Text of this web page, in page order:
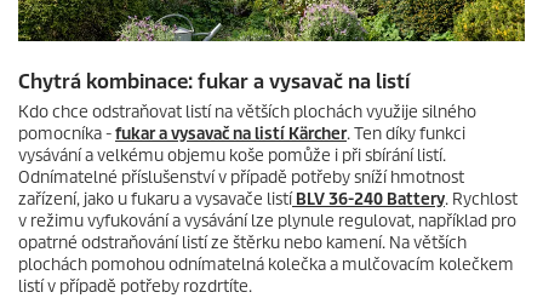
Chytrá kombinace: fukar a vysavač na listí
Kdo chce odstraňovat listí na větších plochách využije silného
pomocníka -fukar a vysavač na listí Kärcher. Ten díky funkci
vysávání a velkému objemu koše pomůže i při sbírání listí.
Odnímatelné příslušenství v případě potřeby sníží hmotnost
zařízení, jako u fukaru a vysavače listíBLV 36-240 Battery. Rychlost
v režimu vyfukování a vysávání lze plynule regulovat, například pro
opatrné odstraňování listí ze štěrku nebo kamení. Na větších
plochách pomohou odnímatelná kolečka a mulčovacím kolečkem
listí v případě potřeby rozdrtíte.